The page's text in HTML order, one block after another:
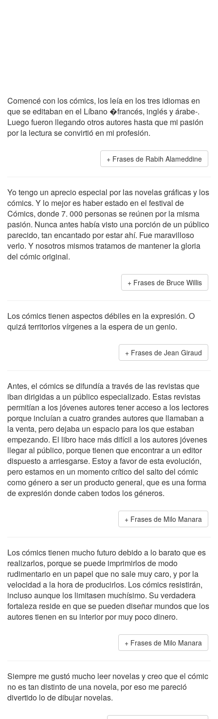
Comencé con los cómics, los leía en los tres idiomas en
que se editaban en el Líbano �francés, inglés y árabe-.
Luego fueron llegando otros autores hasta que mi pasión
por la lectura se convirtió en mi profesión.
Frases de Rabih Alameddine
Yo tengo un aprecio especial por las novelas gráficas y los
cómics. Y lo mejor es haber estado en el festival de
Cómics, donde 7. 000 personas se reúnen por la misma
pasión. Nunca antes había visto una porción de un público
parecido, tan encantado por estar ahí. Fue maravilloso
verlo. Y nosotros mismos tratamos de mantener la gloria
del cómic original.
Frases de Bruce Willis
Los cómics tienen aspectos débiles en la expresión. O
quizá territorios vírgenes a la espera de un genio.
Frases de Jean Giraud
Antes, el cómics se difundía a través de las revistas que
iban dirigidas a un público especializado. Estas revistas
permitían a los jóvenes autores tener acceso a los lectores
porque incluían a cuatro grandes autores que llamaban a
la venta, pero dejaba un espacio para los que estaban
empezando. El libro hace más difícil a los autores jóvenes
llegar al público, porque tienen que encontrar a un editor
dispuesto a arriesgarse. Estoy a favor de esta evolución,
pero estamos en un momento crítico del salto del cómic
como género a ser un producto general, que es una forma
de expresión donde caben todos los géneros.
Frases de Milo Manara
Los cómics tienen mucho futuro debido a lo barato que es
realizarlos, porque se puede imprimirlos de modo
rudimentario en un papel que no sale muy caro, y por la
velocidad a la hora de producirlos. Los cómics resistirán,
incluso aunque los limitasen muchísimo. Su verdadera
fortaleza reside en que se pueden diseñar mundos que los
autores tienen en su interior por muy poco dinero.
Frases de Milo Manara
Siempre me gustó mucho leer novelas y creo que el cómic
no es tan distinto de una novela, por eso me pareció
divertido lo de dibujar novelas.